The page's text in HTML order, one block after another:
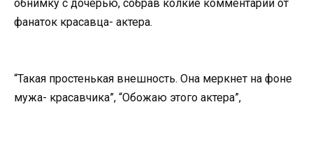
обнимку с дочерью, собрав колкие комментарии от
фанаток красавца- актера.
“Такая простенькая внешность. Она меркнет на фоне
мужа- красавчика”, “Обожаю этого актера”,